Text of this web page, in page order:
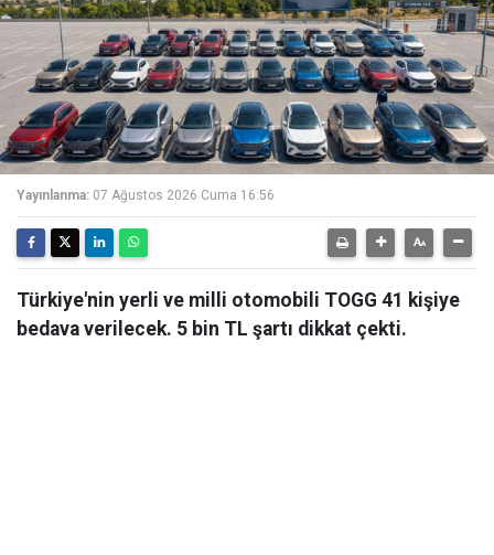
Yayınlanma: 07 Ağustos 2026 Cuma 16:56
Türkiye'nin yerli ve milli otomobili TOGG 41 kişiye
bedava verilecek. 5 bin TL şartı dikkat çekti.